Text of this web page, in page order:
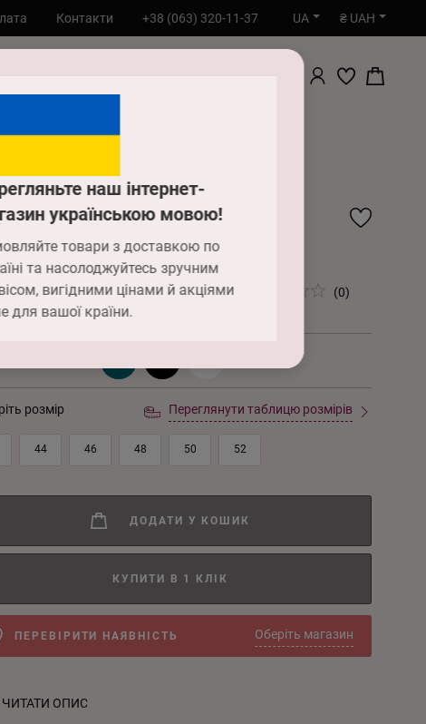
наш інтернет-
українською мовою!
товари з доставкою по
та насолоджуйтесь зручним
вигідними цінами й акціями
для вашої країни.
Контакти +38 (063) 320-11-37 UA ₴ UAH
Одяг
Сорочки, халати, плаття
Anabel Arto 8183-
₴ LG0028681_000000003 (0)
розмір Переглянути таблицю розмірів
44 46 48 50 52
ДОДАТИ У КОШИК
КУПИТИ В 1 КЛІК
ПЕРЕВІРИТИ НАЯВНІСТЬ Оберіть магазин
ЧИТАТИ ОПИС